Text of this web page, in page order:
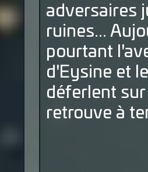
adversaires
ruines...
pourtant
d'Eysine et
déferlent
retrouve à